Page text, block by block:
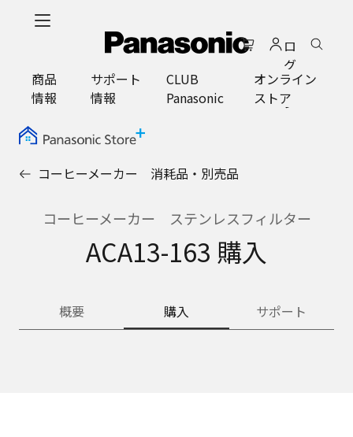
ロ
グ
イ
ン
商品
情報
サポート
情報
CLUB
Panasonic
オンライン
ストア
コーヒーメーカー 消耗品・別売品
コーヒーメーカー ステンレスフィルター
ACA13-163 購入
概要 購入 サポート